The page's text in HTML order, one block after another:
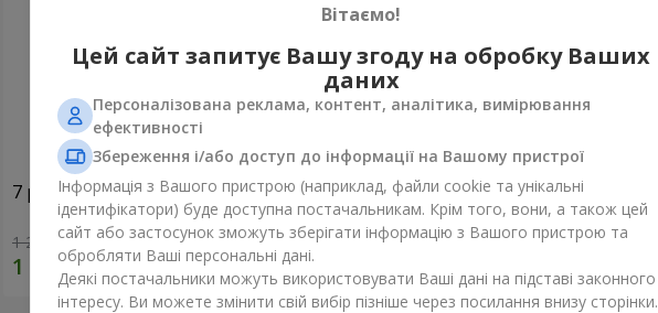
7 ромашкових хризантем
1 293 грн Замовити
Букет "Navarre"
2 624 грн
Вітаємо!
Цей сайт запитує Вашу згоду на обробку Ваших
даних
Персоналізована реклама, контент, аналітика, вимірювання
ефективності
Збереження і/або доступ до інформації на Вашому пристрої
Інформація з Вашого пристрою (наприклад, файли cookie та унікальні
ідентифікатори) буде доступна постачальникам. Крім того, вони, а також цей
сайт або застосунок зможуть зберігати інформацію з Вашого пристрою та
обробляти Ваші персональні дані.
Деякі постачальники можуть використовувати Ваші дані на підставі законного
інтересу. Ви можете змінити свій вибір пізніше через посилання внизу сторінки.